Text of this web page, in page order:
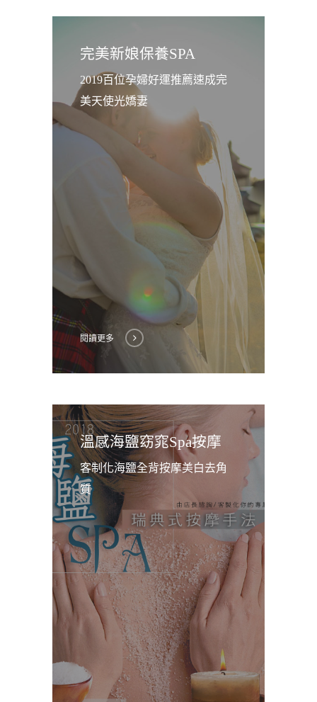
完美新娘保養SPA
2019百位孕婦好運推薦速成完
美天使光嬌妻
閱讀更多
溫感海鹽窈窕Spa按摩
客制化海鹽全背按摩美白去角
質️